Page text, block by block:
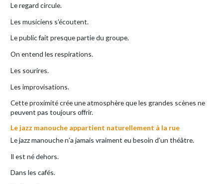
Le regard circule.
Les musiciens s’écoutent.
Le public fait presque partie du groupe.
On entend les respirations.
Les sourires.
Les improvisations.
Cette proximité crée une atmosphère que les grandes scènes ne
peuvent pas toujours offrir.
Le jazz manouche appartient naturellement à la rue
Le jazz manouche n’a jamais vraiment eu besoin d’un théâtre.
Il est né dehors.
Dans les cafés.